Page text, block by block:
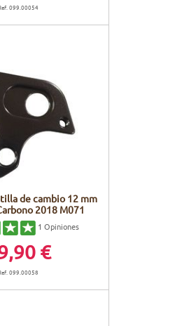
099.00054
de cambio 12 mm
2018 M071
1 Opiniones
€
099.00058